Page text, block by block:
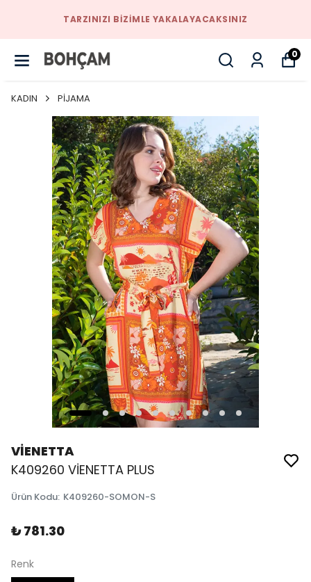
TARZINIZI BIZIMLE YAKALAYACAKSINIZ
0
KADIN PİJAMA
VİENETTA
K409260 VİENETTA PLUS
Ürün Kodu: K409260-SOMON-S
₺ 781.30
Renk